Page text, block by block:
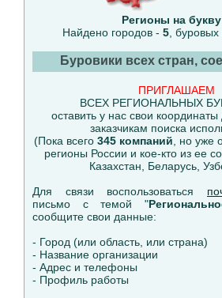
Регионы на
Найдено городов - 5, буровых
Буровики всех стран,
ПРИГЛАШАЕМ
ВСЕХ РЕГИОНАЛЬНЫХ
оставить у нас свои
заказчикам поиска
(Пока всего 345 компаний, но уже
регионы России и кое-кто из ее
Казахстан, Беларусь,
Для связи воспользоваться
письмо с темой "
сообщите свои данные:
- Город (или область, или страна)
- Название организации
- Адрес и телефоны
- Профиль работы